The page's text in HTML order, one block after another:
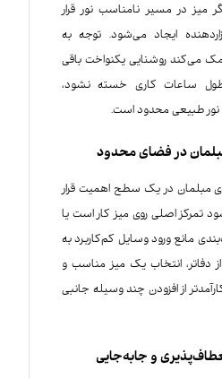
در مسیر نامناسب نور قرار
ایجاد می‌شود. توجه به
می‌کند روشنایی یکنواخت باقی
طول ساعات کاری خسته نشود،
طبیعی محدود است.
مبلمان در یک سطح اهمیت قرار
تمرکز اصلی روی میز کار است یا
مانع ورود وسایل کم‌کاربرد به
دفاتر، انتخاب یک میز مناسب و
از افزودن چند وسیله جانبی